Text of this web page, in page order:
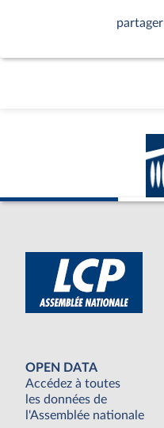
partager
OPEN DATA
Accédez à toutes
les données de
l'Assemblée nationale